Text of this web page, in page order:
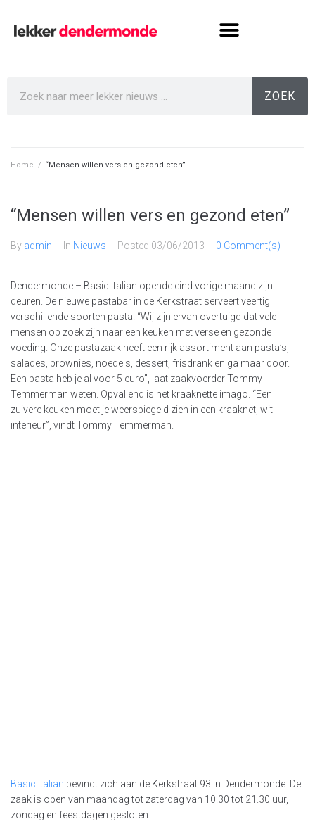
ZOEK
Home / “Mensen willen vers en gezond eten”
“Mensen willen vers en gezond eten”
By admin In Nieuws Posted 03/06/2013 0 Comment(s)
Dendermonde – Basic Italian opende eind vorige maand zijn
deuren. De nieuwe pastabar in de Kerkstraat serveert veertig
verschillende soorten pasta. “Wij zijn ervan overtuigd dat vele
mensen op zoek zijn naar een keuken met verse en gezonde
voeding. Onze pastazaak heeft een rijk assortiment aan pasta’s,
salades, brownies, noedels, dessert, frisdrank en ga maar door.
Een pasta heb je al voor 5 euro”, laat zaakvoerder Tommy
Temmerman weten. Opvallend is het kraaknette imago. “Een
zuivere keuken moet je weerspiegeld zien in een kraaknet, wit
interieur”, vindt Tommy Temmerman.
Basic Italian bevindt zich aan de Kerkstraat 93 in Dendermonde. De
zaak is open van maandag tot zaterdag van 10.30 tot 21.30 uur,
zondag en feestdagen gesloten.